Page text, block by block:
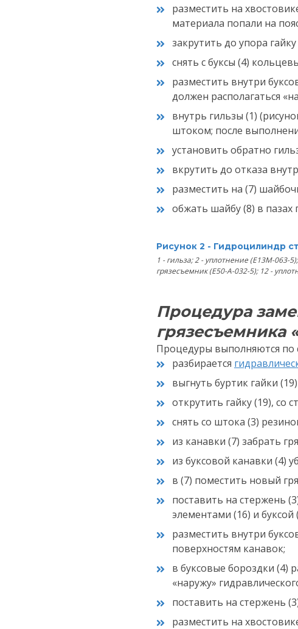
Ваш
Оставьте
разместить на
материала попали на
закрутить до упора
снять с буксы (4)
разместить внутри
должен располагаться
внутрь гильзы (1)
штоком; после
установить обратно
вкрутить до отказа
разместить на (7)
обжать шайбу (8) в пазах
Рисунок 2 - Гидроцилиндр
1 - гильза; 2 - уплотнение (Е13М-063-
грязесъемник (Е50-А-032-5); 12 -
Процедура
грязесъемника
Процедуры выполняются по
разбирается
выгнуть буртик гайки
открутить гайку (19), со
снять со штока (3)
из канавки (7) забрать
из буксовой канавки (4)
в (7) поместить новый
поставить на стержень
элементами (16) и буксой
разместить внутри
поверхностям канавок;
в буксовые бороздки (4)
«наружу»
поставить на стержень
разместить на